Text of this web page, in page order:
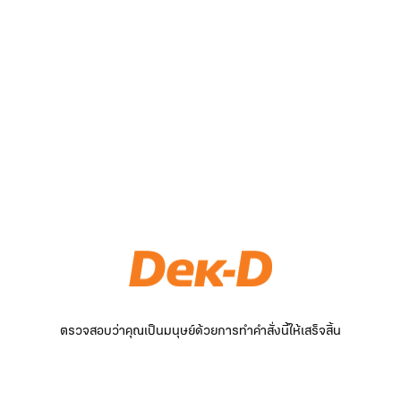
ตรวจสอบว่าคุณเป็นมนุษย์ด้วยการทำคำสั่งนี้ให้เสร็จสิ้น